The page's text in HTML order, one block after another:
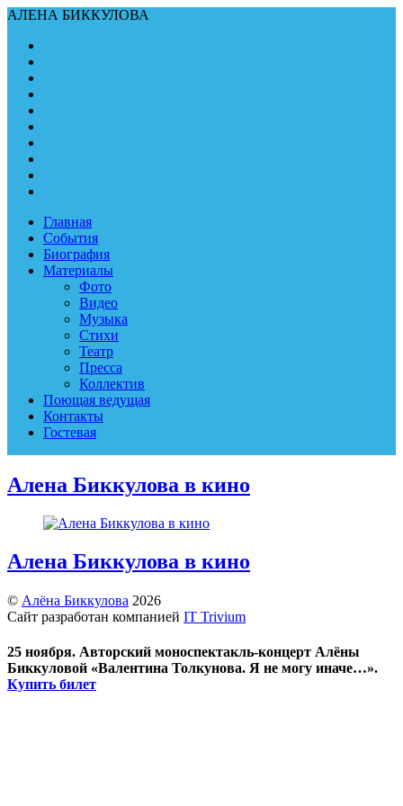
АЛЕНА БИККУЛОВА
Главная
События
Биография
Материалы
Фото
Видео
Музыка
Стихи
Театр
Пресса
Коллектив
Поющая ведущая
Контакты
Гостевая
Алена Биккулова в кино
Алена Биккулова в кино
© Алёна Биккулова 2026
Сайт разработан компанией IT Trivium
25 ноября. Авторский моноспектакль-концерт Алёны
Биккуловой «Валентина Толкунова. Я не могу иначе…».
Купить билет